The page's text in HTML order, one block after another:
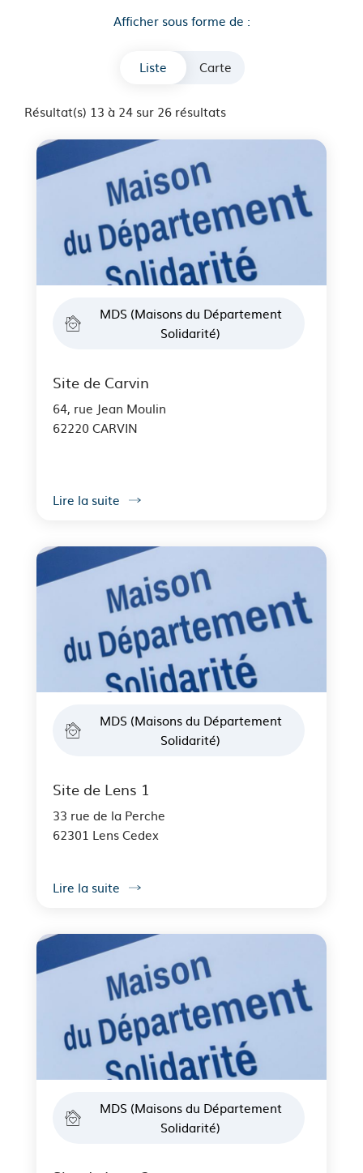
Résultat(s) 13 à 24 sur 26 résultats
Afficher sous forme de :
Liste Carte
MDS (Maisons du Département
Solidarité)
Site de Carvin
64, rue Jean Moulin
62220 CARVIN
Lire la suite
MDS (Maisons du Département
Solidarité)
Site de Lens 1
33 rue de la Perche
62301 Lens Cedex
Lire la suite
MDS (Maisons du Département
Solidarité)